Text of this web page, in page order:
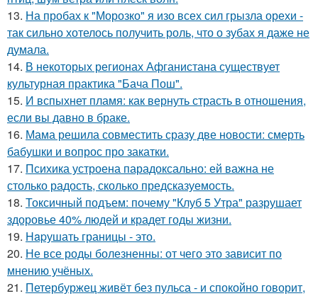
13. На пробах к "Морозко" я изо всех сил грызла орехи -
так сильно хотелось получить роль, что о зубах я даже не
думала.
14. В некоторых регионах Афганистана существует
культурная практика "Бача Пош".
15. И вспыхнет пламя: как вернуть страсть в отношения,
если вы давно в браке.
16. Мама решила совместить сразу две новости: смерть
бабушки и вопрос про закатки.
17. Психика устроена парадоксально: ей важна не
столько радость, сколько предсказуемость.
18. Токсичный подъем: почему "Клуб 5 Утра" разрушает
здоровье 40% людей и крадет годы жизни.
19. Hapушать границы - это.
20. Не все роды болезненны: от чего это зависит по
мнению учёных.
21. Петербуржец живёт без пульса - и спокойно говорит,